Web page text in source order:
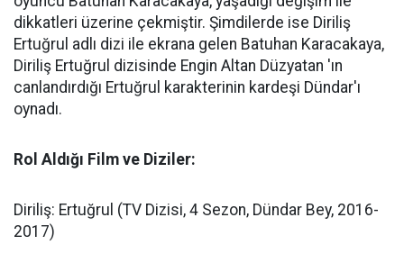
dikkatleri üzerine çekmiştir. Şimdilerde ise Diriliş
Ertuğrul adlı dizi ile ekrana gelen Batuhan Karacakaya,
Diriliş Ertuğrul dizisinde Engin Altan Düzyatan 'ın
canlandırdığı Ertuğrul karakterinin kardeşi Dündar'ı
oynadı.
Rol Aldığı Film ve Diziler:
Diriliş: Ertuğrul (TV Dizisi, 4 Sezon, Dündar Bey, 2016-
2017)